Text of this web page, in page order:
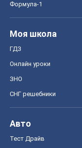
Формула-1
Моя школа
ГДЗ
Онлайн уроки
ЗНО
СНГ решебники
Авто
Тест Драйв